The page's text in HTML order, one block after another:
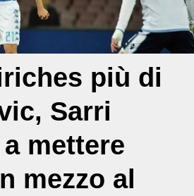
più di
Sarri
mettere
mezzo al